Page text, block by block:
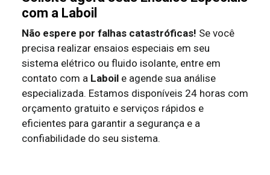
com a Laboil
Não espere por falhas catastróficas! Se você
precisa realizar ensaios especiais em seu
sistema elétrico ou fluido isolante, entre em
contato com a Laboil e agende sua análise
especializada. Estamos disponíveis 24 horas com
orçamento gratuito e serviços rápidos e
eficientes para garantir a segurança e a
confiabilidade do seu sistema.